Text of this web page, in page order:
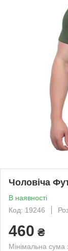
Чоловіча
В наявності
Код: 19246
460 ₴
Мінімальна